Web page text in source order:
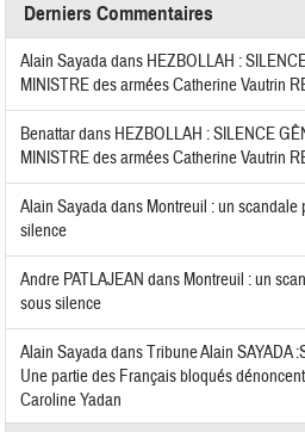
Derniers Commentaires
Alain Sayadadans HEZBOLLAH :
MINISTRE des armées Catherine Vautrin
Benattardans HEZBOLLAH : SILENCE
MINISTRE des armées Catherine Vautrin
Alain Sayadadans Montreuil : un
silence
Andre PATLAJEAN dans Montreuil : un
sous silence
Alain SayadadansTribune Alain SAYADA
Une partie des Français bloqués
Caroline Yadan